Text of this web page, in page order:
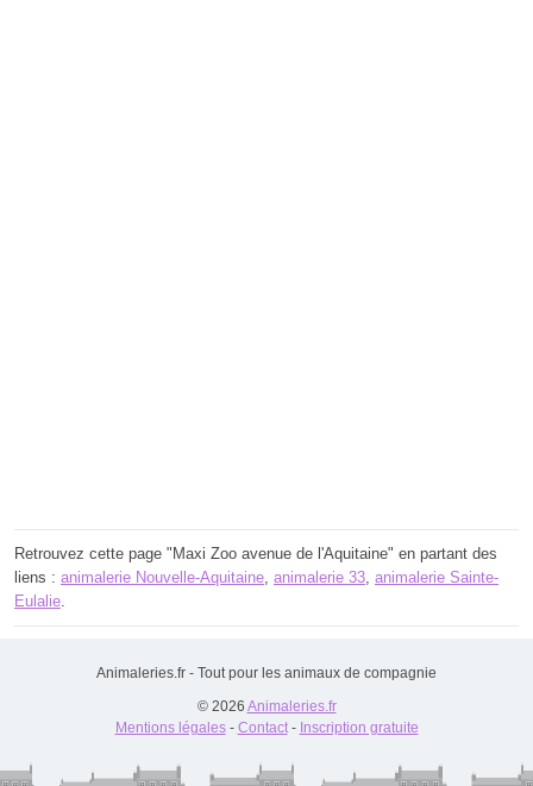
Retrouvez cette page "Maxi Zoo avenue de l'Aquitaine" en partant des
liens : animalerie Nouvelle-Aquitaine animalerie 33 animalerie Sainte-
Eulalie
Animaleries.fr - Tout pour les animaux de compagnie
© 2026 Animaleries.fr
Mentions légales- Contact- Inscription gratuite